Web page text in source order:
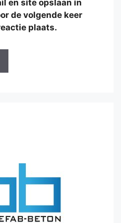
en site opslaan in
de volgende keer
plaats.